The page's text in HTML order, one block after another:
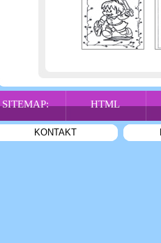
SITEMAP: HTML
KONTAKT